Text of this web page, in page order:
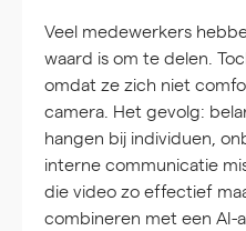
Veel medewerkers
waard is om te delen.
omdat ze zich niet
camera. Het gevolg:
hangen bij individuen,
interne communicatie
die video zo effectief
combineren met een AI-